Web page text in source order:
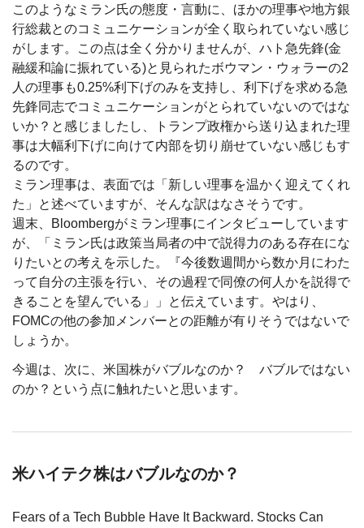
このようなミラン氏の態度・言動に、ほかの理事や地方銀
行総裁とのコミュニケーションが全く取られていない感じ
がします。この点は全く分かりませんが、ハト急先鋒(金
融緩和論に振れている)と見られたボウマン・ウォラーの2
人の理事も0.25%利下げのみを支持し、利下げを求める急
先鋒同志でコミュニケーションがとられていないのではな
いか？と感じましたし、トランプ政権から送り込まれた理
事は大幅利下げに向けて内部を切り崩せていない感じもす
るのです。
ミラン理事は、表面では「新しい理事を温かく迎えてくれ
た」と述べていますが、そんな訳はなさそうです。
週末、Bloombergがミラン理事にインタビューしています
が、「ミラン氏は政策当局者の中で説得力のある存在にな
りたいとの考えを示した。『今後数週間から数か月にわた
って自分の主張を行い、その過程で同僚の何人かを説得で
きることを望んでいる」」と伝えています。やはり、
FOMCの他の参加メンバーとの距離が有りそうではないで
しょうか。
今週は、次に、米国株がバブルなのか？ バブルではない
のか？という点に触れたいと思います。
米ハイテク株はバブルなのか？
Fears of a Tech Bubble Have It Backward. Stocks Can